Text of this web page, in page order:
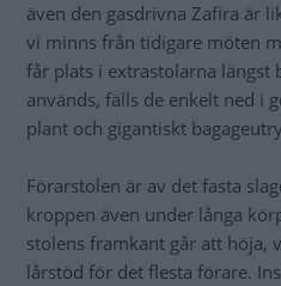
även den gasdrivna Zafira är
vi minns från tidigare möten
får plats i extrastolarna längst
används, fälls de enkelt ned i
plant och gigantiskt
Förarstolen är av det fasta
kroppen även under långa
stolens framkant går att höja,
lårstöd för det flesta förare.